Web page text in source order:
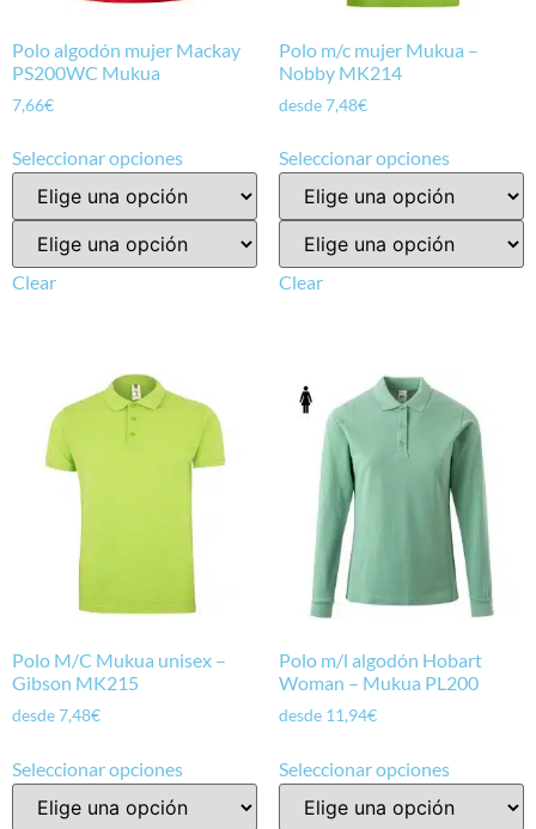
Polo algodón mujer Mackay
PS200WC Mukua
7,66€
Seleccionar opciones
Clear
Polo m/c mujer Mukua –
Nobby MK214
desde7,48€
Seleccionar opciones
Clear
Polo M/C Mukua unisex –
Gibson MK215
desde7,48€
Seleccionar opciones
Polo m/l algodón Hobart
Woman – Mukua PL200
desde 11,94€
Seleccionar opciones